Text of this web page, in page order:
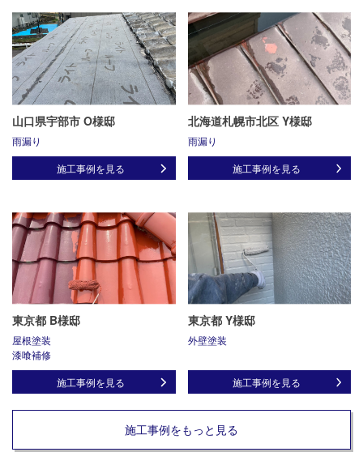
山口県宇部市 O様邸
雨漏り
施工事例を見る
北海道札幌市北区 Y様邸
雨漏り
施工事例を見る
東京都 B様邸
屋根塗装
漆喰補修
施工事例を見る
東京都 Y様邸
外壁塗装
施工事例を見る
施工事例をもっと見る